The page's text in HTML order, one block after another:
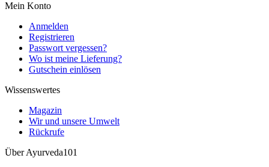
Mein Konto
Anmelden
Registrieren
Passwort vergessen?
Wo ist meine Lieferung?
Gutschein einlösen
Wissenswertes
Magazin
Wir und unsere Umwelt
Rückrufe
Über Ayurveda101